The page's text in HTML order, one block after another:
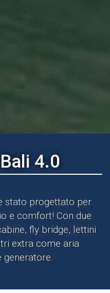
4.0
stato progettato per
e comfort! Con due
fly bridge, lettini
extra come aria
generatore.